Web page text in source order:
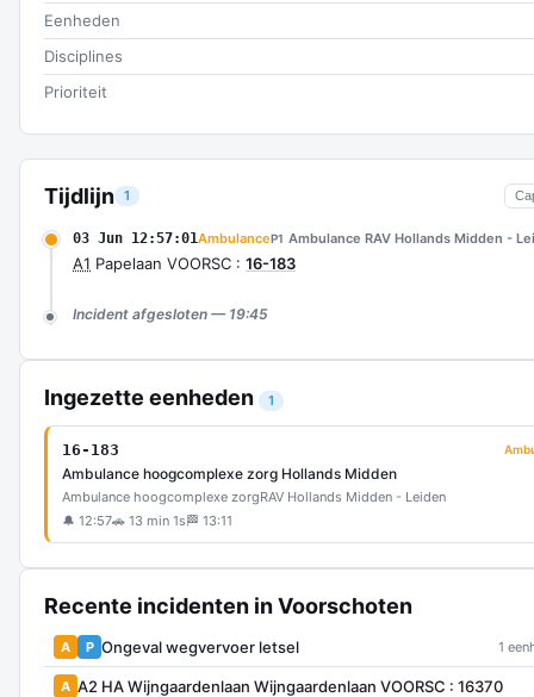
Tijdlijn 1
03 Jun 12:57:01AmbulanceP1 Ambulance RAV Hollands Midden -
A1 Papelaan VOORSC : 16-183
Incident afgesloten — 19:45
Ingezette eenheden 1
16-183
Ambulance hoogcomplexe zorg Hollands Midden
Ambulance hoogcomplexe zorgRAV Hollands Midden - Leiden
🔔 12:57🚗 13 min 1s 🏁 13:11
Recente incidenten in Voorschoten
A P Ongeval wegvervoer letsel 1
A A2 HA Wijngaardenlaan Wijngaardenlaan VOORSC : 16370
Eenheden
Disciplines
Prioriteit